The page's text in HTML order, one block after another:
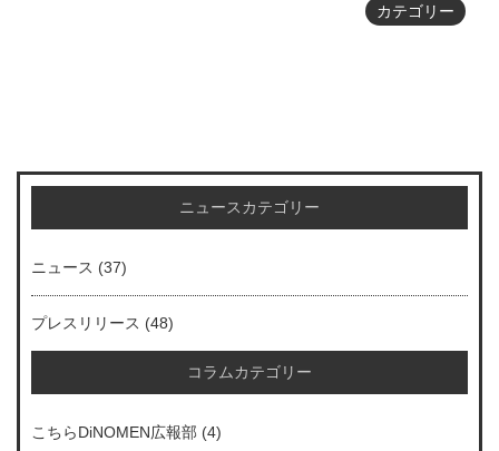
カテゴリー
ニュースカテゴリー
ニュース (37)
プレスリリース (48)
コラムカテゴリー
こちらDiNOMEN広報部 (4)